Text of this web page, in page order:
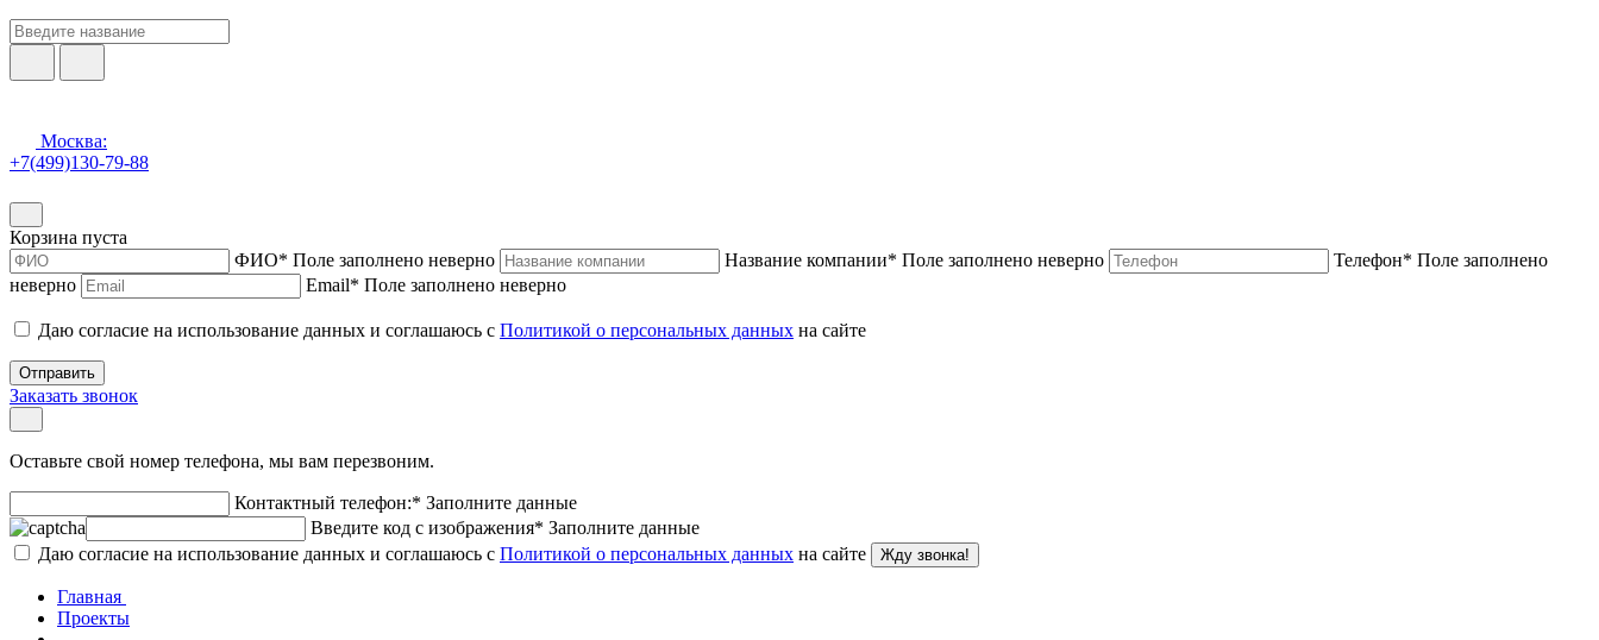
Москва:
+7(499)130-79-88
Корзина пуста
ФИО* Поле заполнено неверно Название компании* Поле заполнено неверно Телефон* Поле заполнено
неверно
Email* Поле заполнено неверно
Даю согласие на использование данных и соглашаюсь с Политикой о персональных данных на сайте
Отправить
Заказать звонок
Оставьте свой номер телефона, мы вам перезвоним.
Контактный телефон:* Заполните данные
Введите код с изображения* Заполните данные
Даю согласие на использование данных и соглашаюсь с Политикой о персональных данных на сайте Жду звонка!
Главная
Проекты